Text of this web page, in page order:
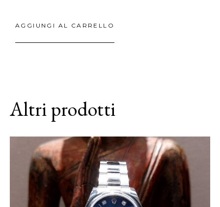
AGGIUNGI AL CARRELLO
Altri prodotti